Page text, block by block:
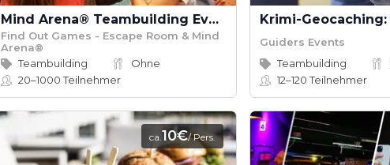
Mind Arena® Teambuilding Event deutschlandweit
Find Out Games - Escape Room & Mind
Arena®
Teambuilding
Ohne
20–1000Teilnehmer
Guiders Events
Teambuilding
12–120Teilnehmer
ca.10€/ Pers.